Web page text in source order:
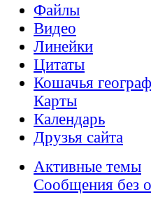
Файлы
Видео
Линейки
Цитаты
Кошачья
Карты
Календарь
Друзья сайта
Активные темы
Сообщения без